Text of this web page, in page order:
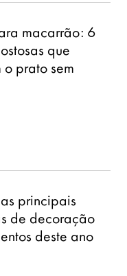
macarrão: 6
que
prato sem
as principais
de decoração
deste ano